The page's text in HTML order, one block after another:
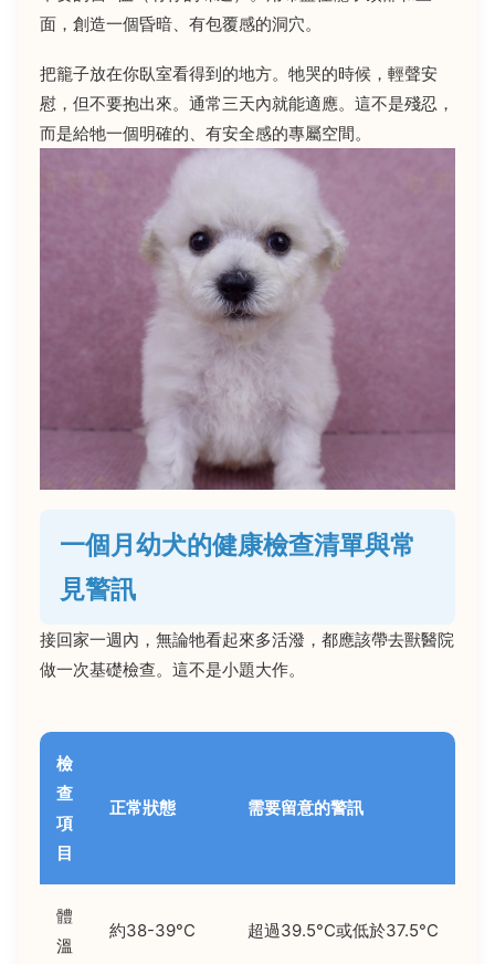
面，創造一個昏暗、有包覆感的洞穴。
把籠子放在你臥室看得到的地方。牠哭的時候，輕聲安
慰，但不要抱出來。通常三天內就能適應。這不是殘忍，
而是給牠一個明確的、有安全感的專屬空間。
一個月幼犬的健康檢查清單與常
見警訊
接回家一週內，無論牠看起來多活潑，都應該帶去獸醫院
做一次基礎檢查。這不是小題大作。
檢
查
項
目
正常狀態 需要留意的警訊
體
溫
約38-39°C 超過39.5°C或低於37.5°C